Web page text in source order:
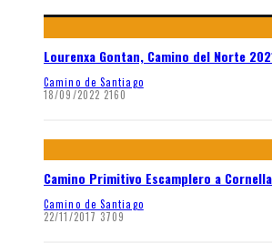
Lourenxa Gontan, Camino del Norte
Camino de Santiago
18/09/2022 2160
Camino Primitivo Escamplero a
Camino de Santiago
22/11/2017 3709